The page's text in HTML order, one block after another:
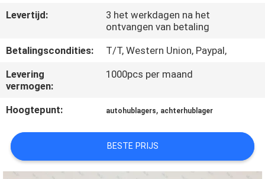
OM
CITAAT
SITEMAP
PRIVACY
POLICY
Levertijd:
3 het werkdagen na het
ontvangen van betaling
Betalingscondities:
T/T, Western Union, Paypal,
Levering
vermogen:
1000pcs per maand
Hoogtepunt: autohublagers, achterhublager
BESTE PRIJS